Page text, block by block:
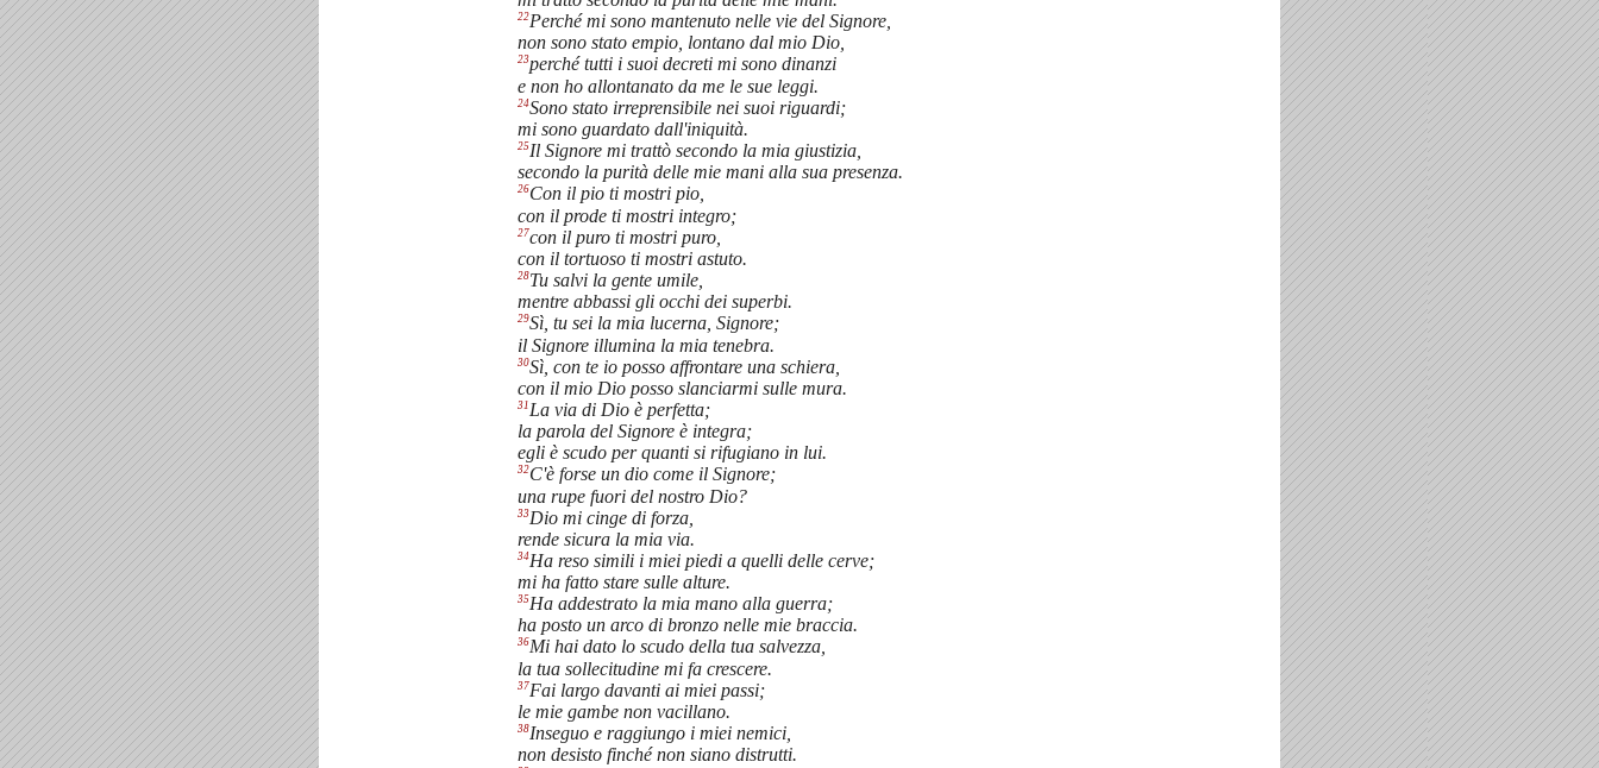
22Perché mi sono mantenuto nelle vie del Signore,
non sono stato empio, lontano dal mio Dio,
23perché tutti i suoi decreti mi sono dinanzi
e non ho allontanato da me le sue leggi.
24Sono stato irreprensibile nei suoi riguardi;
mi sono guardato dall'iniquità.
25Il Signore mi trattò secondo la mia giustizia,
secondo la purità delle mie mani alla sua presenza.
26Con il pio ti mostri pio,
con il prode ti mostri integro;
27con il puro ti mostri puro,
con il tortuoso ti mostri astuto.
28Tu salvi la gente umile,
mentre abbassi gli occhi dei superbi.
29Sì, tu sei la mia lucerna, Signore;
il Signore illumina la mia tenebra.
30Sì, con te io posso affrontare una schiera,
con il mio Dio posso slanciarmi sulle mura.
31 La via di Dio è perfetta;
la parola del Signore è integra;
egli è scudo per quanti si rifugiano in lui.
32C'è forse un dio come il Signore;
una rupe fuori del nostro Dio?
33Dio mi cinge di forza,
rende sicura la mia via.
34Ha reso simili i miei piedi a quelli delle cerve;
mi ha fatto stare sulle alture.
35Ha addestrato la mia mano alla guerra;
ha posto un arco di bronzo nelle mie braccia.
36Mi hai dato lo scudo della tua salvezza,
la tua sollecitudine mi fa crescere.
37Fai largo davanti ai miei passi;
le mie gambe non vacillano.
38Inseguo e raggiungo i miei nemici,
non desisto finché non siano distrutti.